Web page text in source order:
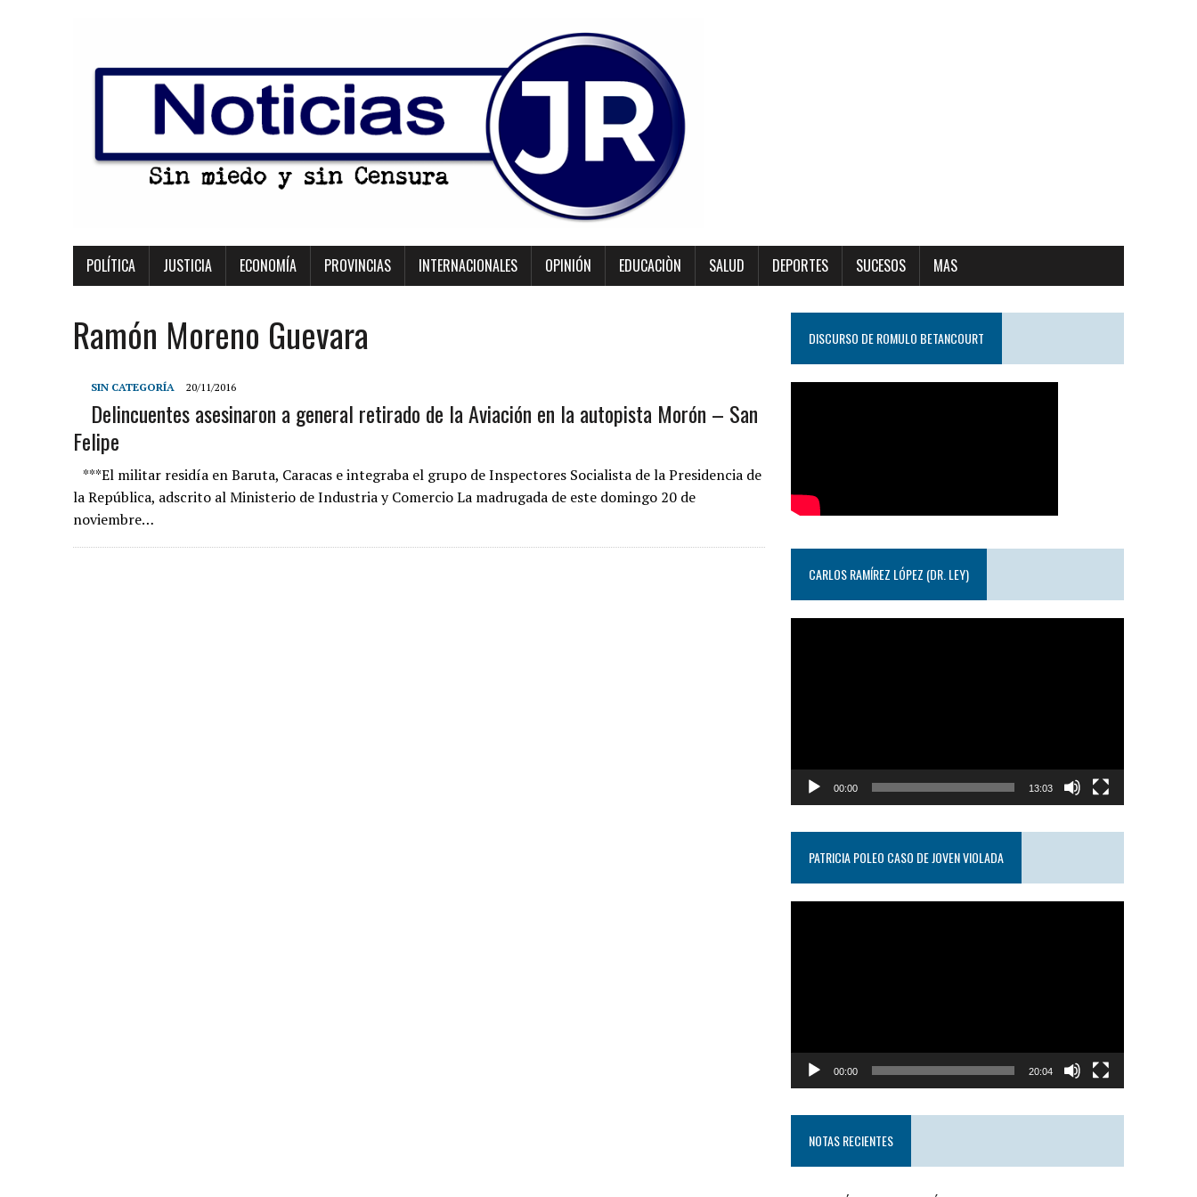
POLÍTICA JUSTICIA ECONOMÍA PROVINCIAS INTERNACIONALES OPINIÓN EDUCACIÒN SALUD DEPORTES SUCESOS MAS
Ramón Moreno Guevara
SIN CATEGORÍA 20/11/2016
Delincuentes asesinaron a general retirado de la Aviación en la autopista Morón – San
Felipe
***El militar residía en Baruta, Caracas e integraba el grupo de Inspectores Socialista de la Presidencia de
la República, adscrito al Ministerio de Industria y Comercio La madrugada de este domingo 20 de
noviembre…
DISCURSO DE ROMULO BETANCOURT
CARLOS RAMÍREZ LÓPEZ (DR. LEY)
00:00 13:03
PATRICIA POLEO CASO DE JOVEN VIOLADA
00:00 20:04
NOTAS RECIENTES